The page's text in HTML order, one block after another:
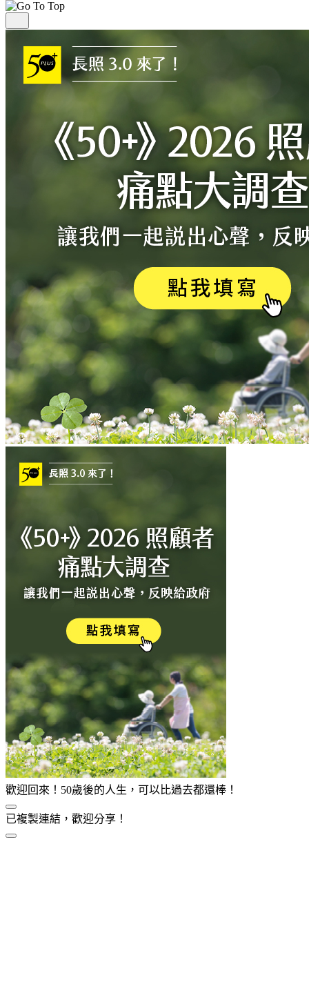
歡迎回來！50歲後的人生，可以比過去都還棒！
已複製連結，歡迎分享！